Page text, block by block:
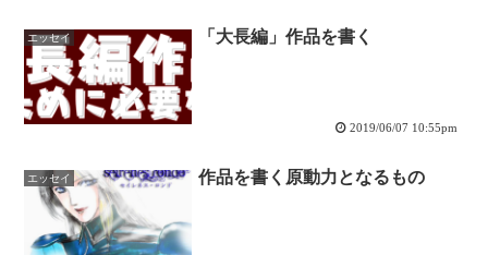
エッセイ 「大長編」作品を書く
2019/06/07 10:55pm
エッセイ 作品を書く原動力となるもの